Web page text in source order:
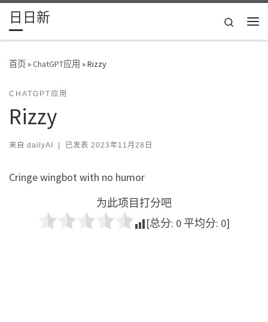
Skip to content
日日新
Search
首页»ChatGPT应用 »Rizzy
CHATGPT应用
Rizzy
来自 dailyAI | 已发表 2023年11月28日
Cringe wingbot with no humor
为此项目打分吧
[总分: 0 平均分: 0]